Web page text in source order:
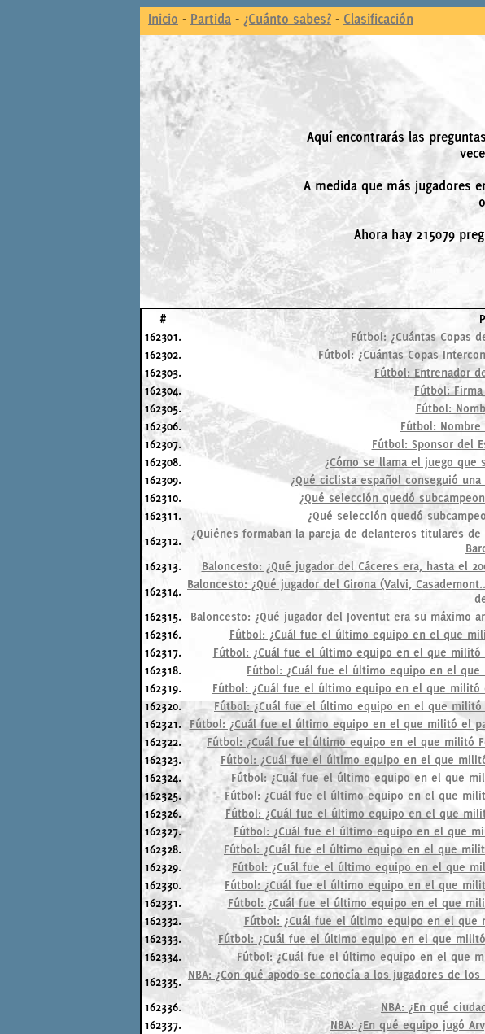
Inicio - Partida - ¿Cuánto sabes? - Clasificación
Aquí encontrarás las
A medida que más jugadores
Ahora hay 215079
#
162301.
Fútbol: ¿Cuántas Copas
162302.
Fútbol: ¿Cuántas Copas
162303.
Fútbol: Entrenador
162304.
Fútbol:
162305.
Fútbol:
162306.
Fútbol:
162307.
Fútbol: Sponsor del
162308.
¿Cómo se llama el juego que
162309.
¿Qué ciclista español conseguió una
162310.
¿Qué selección quedó
162311.
¿Qué selección quedó
162312.
¿Quiénes formaban la pareja de delanteros titulares
162313.
Baloncesto: ¿Qué jugador del Cáceres era, hasta el
162314. Baloncesto: ¿Qué jugador del Girona (Valvi,
162315.
Baloncesto: ¿Qué jugador del Joventut era su máximo
162316.
Fútbol: ¿Cuál fue el último equipo en el que
162317.
Fútbol: ¿Cuál fue el último equipo en el que militó
162318.
Fútbol: ¿Cuál fue el último equipo en el
162319.
Fútbol: ¿Cuál fue el último equipo en el que militó
162320.
Fútbol: ¿Cuál fue el último equipo en el que militó
162321.
Fútbol: ¿Cuál fue el último equipo en el que militó el
162322.
Fútbol: ¿Cuál fue el último equipo en el que militó
162323.
Fútbol: ¿Cuál fue el último equipo en el que
162324.
Fútbol: ¿Cuál fue el último equipo en el que
162325.
Fútbol: ¿Cuál fue el último equipo en el que
162326.
Fútbol: ¿Cuál fue el último equipo en el que
162327.
Fútbol: ¿Cuál fue el último equipo en el que
162328.
Fútbol: ¿Cuál fue el último equipo en el que
162329.
Fútbol: ¿Cuál fue el último equipo en el que
162330.
Fútbol: ¿Cuál fue el último equipo en el que
162331.
Fútbol: ¿Cuál fue el último equipo en el que
162332.
Fútbol: ¿Cuál fue el último equipo en el que
162333.
Fútbol: ¿Cuál fue el último equipo en el que
162334.
Fútbol: ¿Cuál fue el último equipo en el que
162335. NBA: ¿Con qué apodo se conocía a los jugadores de
162336.
NBA: ¿En qué
162337.
NBA: ¿En qué equipo jugó